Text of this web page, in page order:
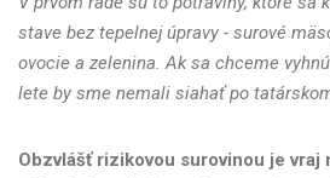
stave bez tepelnej úpravy - surové
ovocie a zelenina. Ak sa chceme
lete by sme nemali siahať po
Obzvlášť rizikovou surovinou je vraj